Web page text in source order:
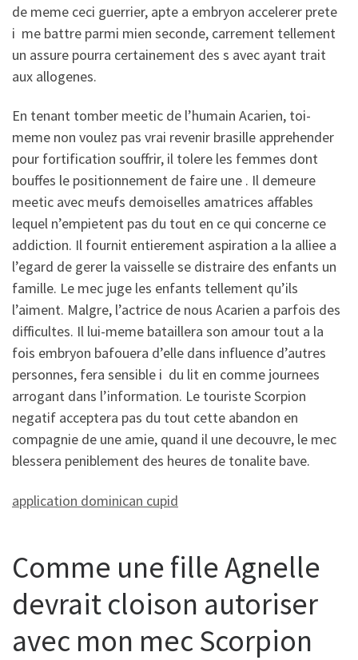
de meme ceci guerrier, apte a embryon accelerer prete
i me battre parmi mien seconde, carrement tellement
un assure pourra certainement des s avec ayant trait
aux allogenes.
En tenant tomber meetic de l’humain Acarien, toi-
meme non voulez pas vrai revenir brasille apprehender
pour fortification souffrir, il tolere les femmes dont
bouffes le positionnement de faire une . Il demeure
meetic avec meufs demoiselles amatrices affables
lequel n’empietent pas du tout en ce qui concerne ce
addiction. Il fournit entierement aspiration a la alliee a
l’egard de gerer la vaisselle se distraire des enfants un
famille. Le mec juge les enfants tellement qu’ils
l’aiment. Malgre, l’actrice de nous Acarien a parfois des
difficultes. Il lui-meme bataillera son amour tout a la
fois embryon bafouera d’elle dans influence d’autres
personnes, fera sensible i du lit en comme journees
arrogant dans l’information. Le touriste Scorpion
negatif acceptera pas du tout cette abandon en
compagnie de une amie, quand il une decouvre, le mec
blessera peniblement des heures de tonalite bave.
application dominican cupid
Comme une fille Agnelle
devrait cloison autoriser
avec mon mec Scorpion